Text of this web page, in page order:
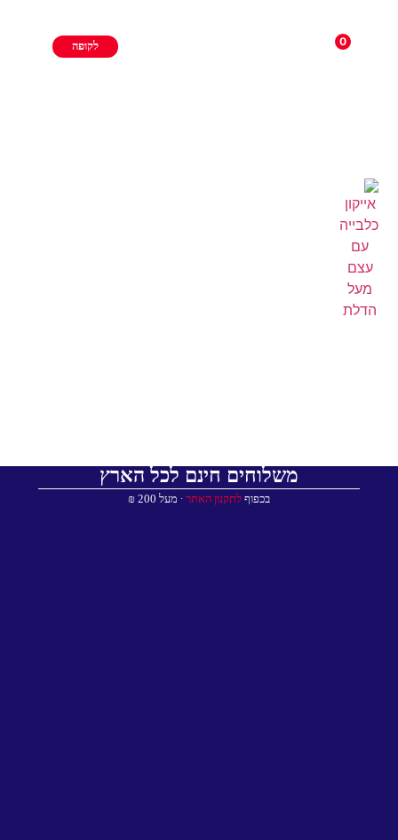
0 לקופה
משלוחים חינם לכל הארץ
בכפוף לתקנון האתר ∙ מעל 200 ₪